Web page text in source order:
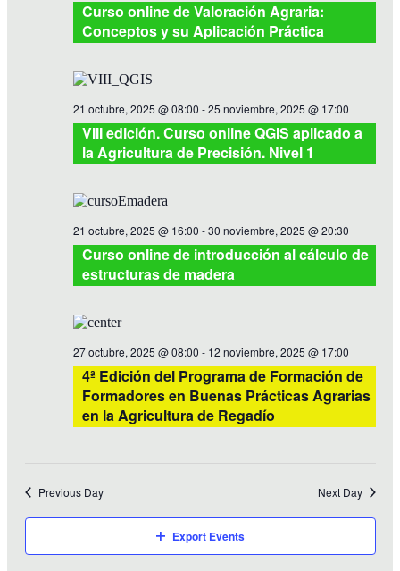
Curso online de Valoración Agraria:
Conceptos y su Aplicación Práctica
21 octubre, 2025 @ 08:00 -25 noviembre, 2025 @ 17:00
VIII edición. Curso online QGIS aplicado a
la Agricultura de Precisión. Nivel 1
21 octubre, 2025 @ 16:00 -30 noviembre, 2025 @ 20:30
Curso online de introducción al cálculo de
estructuras de madera
27 octubre, 2025 @ 08:00 - 12 noviembre, 2025 @ 17:00
4ª Edición del Programa de Formación de
Formadores en Buenas Prácticas Agrarias
en la Agricultura de Regadío
Previous Day Next Day
Export Events